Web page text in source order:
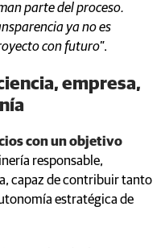
parte del proceso.
ya no es
con futuro".
empresa,
con un objetivo
responsable,
capaz de contribuir tanto
estratégica de